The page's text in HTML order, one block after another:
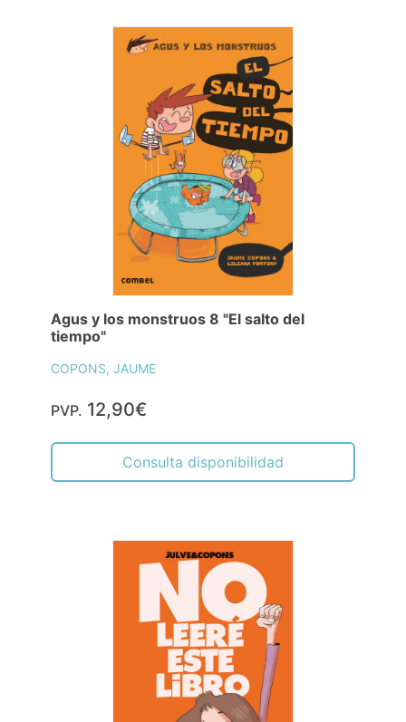
Agus y los monstruos 8 "El salto del
tiempo"
COPONS, JAUME
PVP. 12,90€
Consulta disponibilidad